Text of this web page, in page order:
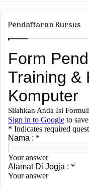
Pendaftaran Kursus